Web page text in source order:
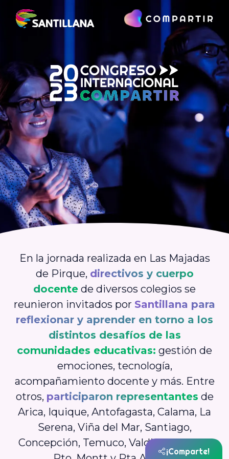
¡Comparte!
En la jornada realizada en Las Majadas
de Pirque, directivos y cuerpo
docente de diversos colegios se
reunieron invitados por Santillana para
reflexionar y aprender en torno a los
distintos desafíos de las
comunidades educativas: gestión de
emociones, tecnología,
acompañamiento docente y más. Entre
otros, participaron representantes de
Arica, Iquique, Antofagasta, Calama, La
Serena, Viña del Mar, Santiago,
Concepción, Temuco, Valdivia, Osorno,